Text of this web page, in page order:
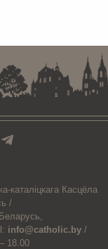
каталіцкага Касцёла
/
info@catholic.by /
18.00